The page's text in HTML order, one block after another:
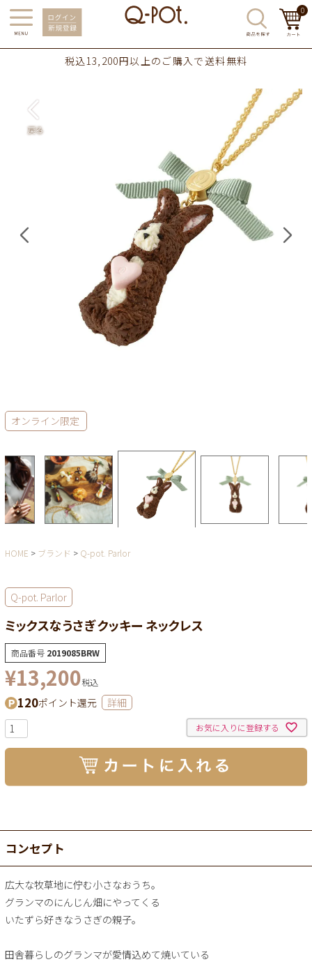
0
税込13,200円以上のご購入で送料無料
オンライン限定
HOME ブランド Q-pot. Parlor
Q-pot. Parlor
ミックスなうさぎ クッキー ネックレス
商品番号 2019085BRW
¥13,200税込
120ポイント還元 詳細
お気に入りに登録する
コンセプト
広大な牧草地に佇む小さなおうち。
グランマのにんじん畑にやってくる
いたずら好きなうさぎの親子。
田舎暮らしのグランマが愛情込めて焼いている